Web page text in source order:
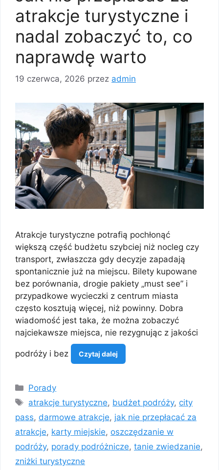
atrakcje turystyczne i
nadal zobaczyć to, co
naprawdę warto
19 czerwca, 2026 przez admin
Atrakcje turystyczne potrafią pochłonąć
większą część budżetu szybciej niż nocleg czy
transport, zwłaszcza gdy decyzje zapadają
spontanicznie już na miejscu. Bilety kupowane
bez porównania, drogie pakiety „must see” i
przypadkowe wycieczki z centrum miasta
często kosztują więcej, niż powinny. Dobra
wiadomość jest taka, że można zobaczyć
najciekawsze miejsca, nie rezygnując z jakości
podróży i bez Czytaj dalej
Kategorie
Porady
Tagi
atrakcje turystyczne, budżet podróży, city
pass, darmowe atrakcje, jak nie przepłacać za
atrakcje, karty miejskie, oszczędzanie w
podróży, porady podróżnicze, tanie zwiedzanie,
zniżki turystyczne